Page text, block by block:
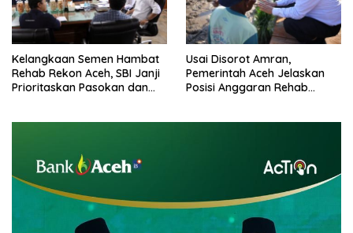
Kelangkaan Semen Hambat
Rehab Rekon Aceh, SBI Janji
Prioritaskan Pasokan dan
Usai Disorot Amran,
Pemerintah Aceh Jelaskan
Posisi Anggaran Rehab